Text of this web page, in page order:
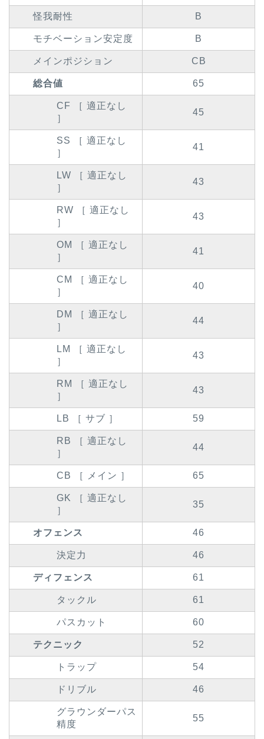
怪我耐性 B
モチベーション安定度 B
メインポジション CB
総合値 65
CF ［ 適正なし
］
45
SS ［ 適正なし
］
41
LW ［ 適正なし
］
43
RW ［ 適正なし
］
43
OM ［ 適正なし
］
41
CM ［ 適正なし
］
40
DM ［ 適正なし
］
44
LM ［ 適正なし
］
43
RM ［ 適正なし
］
43
LB ［ サブ ］ 59
RB ［ 適正なし
］
44
CB ［ メイン ］ 65
GK ［ 適正なし
］
35
オフェンス 46
決定力 46
ディフェンス 61
タックル 61
パスカット 60
テクニック 52
トラップ 54
ドリブル 46
グラウンダーパス
精度
55